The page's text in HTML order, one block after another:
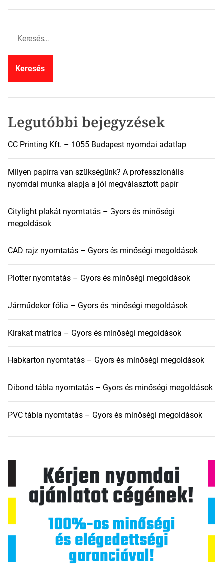
r
Legutóbbi bejegyzések
CC Printing Kft. – 1055 Budapest nyomdai adatlap
Milyen papírra van szükségünk? A professzionális
nyomdai munka alapja a jól megválasztott papír
Citylight plakát nyomtatás – Gyors és minőségi
megoldások
CAD rajz nyomtatás – Gyors és minőségi megoldások
Plotter nyomtatás – Gyors és minőségi megoldások
Járműdekor fólia – Gyors és minőségi megoldások
Kirakat matrica – Gyors és minőségi megoldások
Habkarton nyomtatás – Gyors és minőségi megoldások
Dibond tábla nyomtatás – Gyors és minőségi megoldások
PVC tábla nyomtatás – Gyors és minőségi megoldások